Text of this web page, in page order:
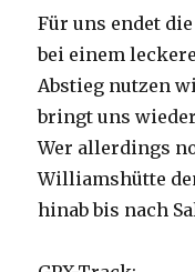
Für uns endet
bei einem
Abstieg nutzen
bringt uns
Wer allerdings
Williamshütte
hinab bis nach